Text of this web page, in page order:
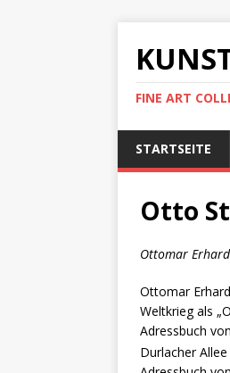
FINE ART
STARTSEITE
Otto
Ottomar
Ottomar
Weltkrieg als
Adressbuch
Durlacher Allee